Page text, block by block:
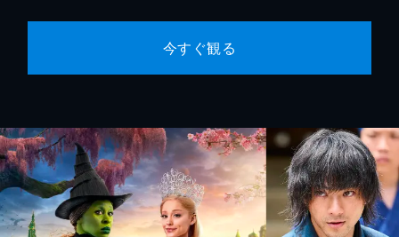
今すぐ観る